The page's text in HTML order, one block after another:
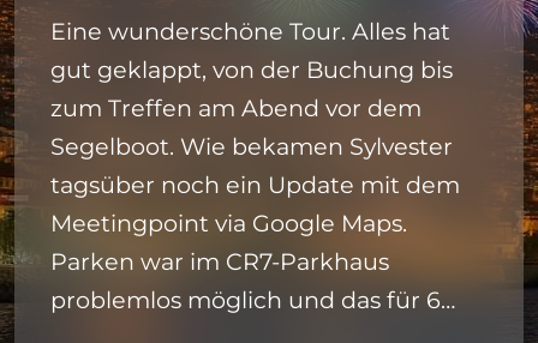
Eine wunderschöne Tour. Alles hat
gut geklappt, von der Buchung bis
zum Treffen am Abend vor dem
Segelboot. Wie bekamen Sylvester
tagsüber noch ein Update mit dem
Meetingpoint via Google Maps.
Parken war im CR7-Parkhaus
problemlos möglich und das für 6